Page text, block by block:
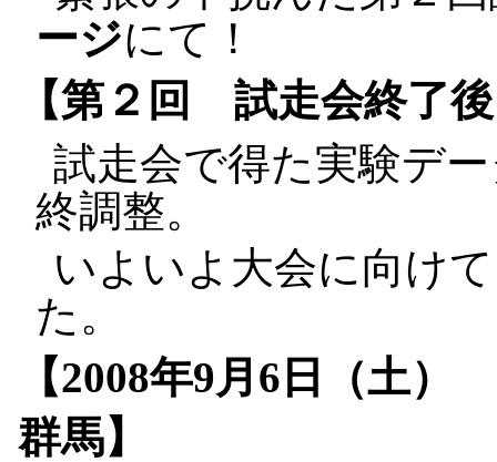
ージにて！
【第２回 試走会終
試走会で得た実験デ
終調整。
いよいよ大会に向け
た。
【2008年9月6日（土
群馬】